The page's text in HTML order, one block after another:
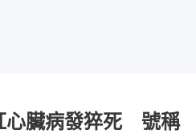
心臟病發猝死 號稱